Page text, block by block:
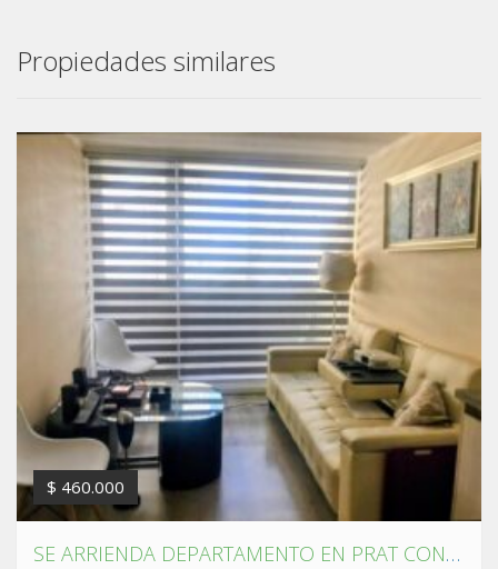
Propiedades similares
$ 460.000
SE ARRIENDA DEPARTAMENTO EN PRAT CON MAIPÚ.